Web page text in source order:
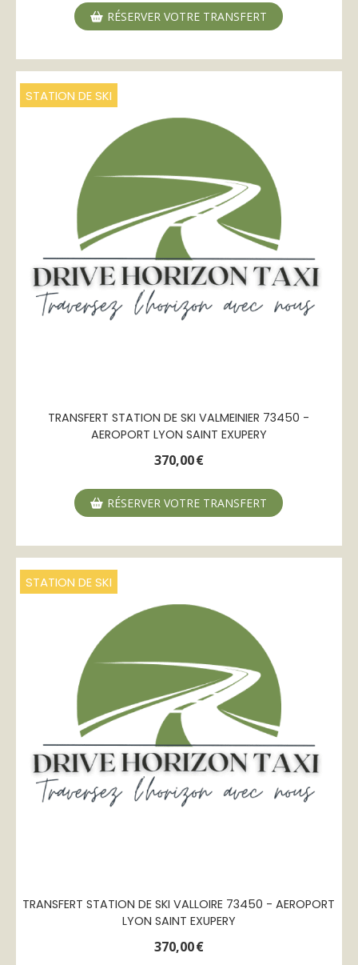
RÉSERVER VOTRE TRANSFERT
STATION DE SKI
TRANSFERT STATION DE SKI VALMEINIER 73450 -
AEROPORT LYON SAINT EXUPERY
370,00€
RÉSERVER VOTRE TRANSFERT
STATION DE SKI
TRANSFERT STATION DE SKI VALLOIRE 73450 - AEROPORT
LYON SAINT EXUPERY
370,00€